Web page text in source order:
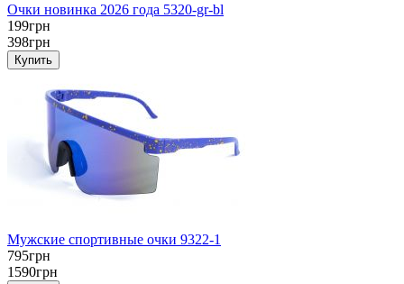
Очки новинка 2026 года 5320-gr-bl
199грн
398грн
Мужские спортивные очки 9322-1
795грн
1590грн